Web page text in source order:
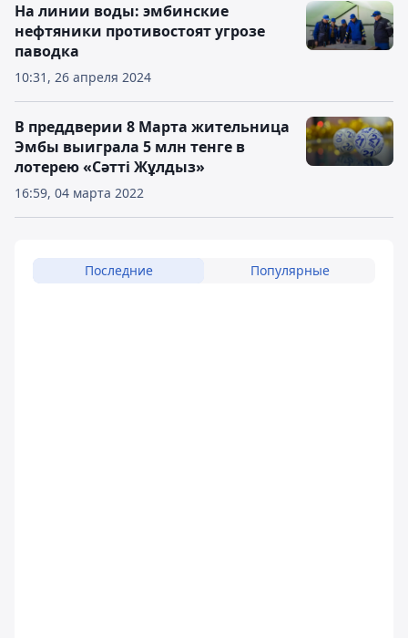
10:31, 26 апреля 2024
На линии воды: эмбинские
нефтяники противостоят угрозе
паводка
16:59, 04 марта 2022
В преддверии 8 Марта жительница
Эмбы выиграла 5 млн тенге в
лотерею «Сәтті Жұлдыз»
Последние Популярные